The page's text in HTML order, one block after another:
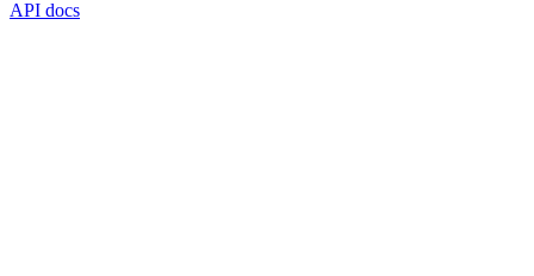
API docs